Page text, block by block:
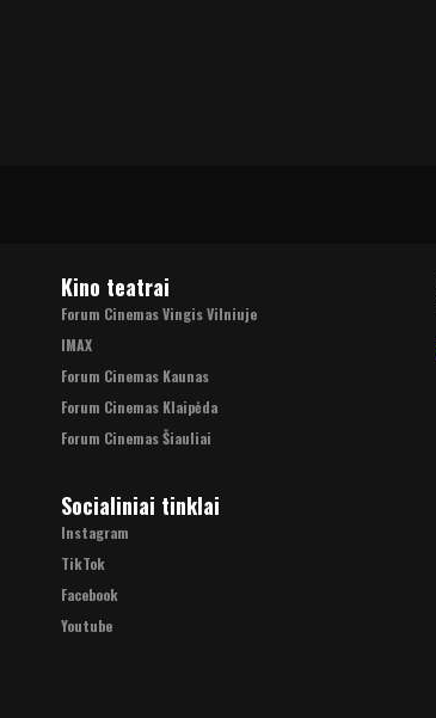
Kino teatrai
Forum Cinemas Vingis Vilniuje
IMAX
Forum Cinemas Kaunas
Forum Cinemas Klaipėda
Forum Cinemas Šiauliai
Socialiniai tinklai
Instagram
TikTok
Facebook
Youtube